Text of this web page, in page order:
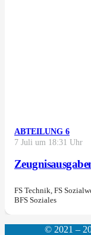
ABTEILUNG 6
7 Juli um 18:31 Uhr
FS Technik, FS
BFS Soziales
© 2021 –